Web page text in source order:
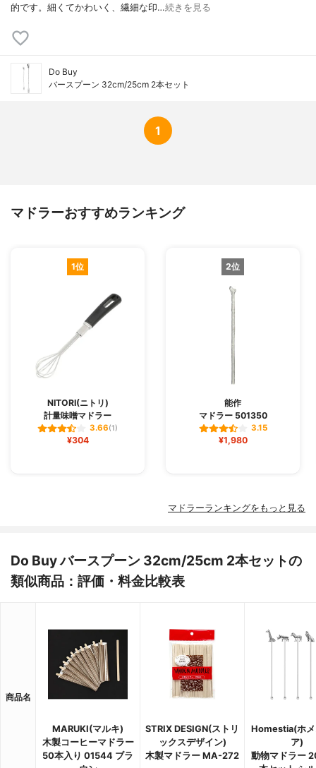
的です。細くてかわいく、繊細な印…続きを見る
Do Buy
バースプーン 32cm/25cm 2本セット
1
マドラーおすすめランキング
1位
NITORI(ニトリ)
計量味噌マドラー
3.66(1)
¥304
2位
能作
マドラー 501350
3.15
¥1,980
マドラーランキングをもっと見る
Do Buy バースプーン 32cm/25cm 2本セットの
類似商品：評価・料金比較表
商品名
MARUKI(マルキ)
木製コーヒーマドラー
50本入り 01544 ブラ
STRIX DESIGN(ストリ
ックスデザイン)
木製マドラー MA-272
Homestia(ホメ
ア)
動物マドラー